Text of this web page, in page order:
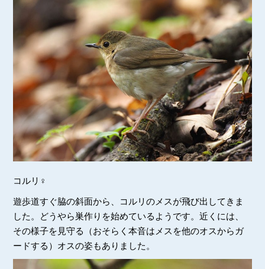
コルリ♀
遊歩道すぐ脇の斜面から、コルリのメスが飛び出してきま
した。どうやら巣作りを始めているようです。近くには、
その様子を見守る（おそらく本音はメスを他のオスからガ
ードする）オスの姿もありました。